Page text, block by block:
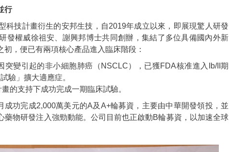
行
科技計畫衍生的安邦生技，自2019年成立以來，即展現驚人研發
發權威徐祖安、謝興邦博士共同創辦，集結了多位具備國內外新
，便已有兩項核心產品進入臨床階段：
突變引起的非小細胞肺癌（NSCLC），已獲FDA核准進入Ib/II期
驗」擴大適應症。
的支持下成功完成一期臨床試驗。
成功完成2,000萬美元的A及A+輪募資，主要由中華開發領投，並
藥物研發注入強勁動能。公司目前也正啟動B輪募資，以加速全球